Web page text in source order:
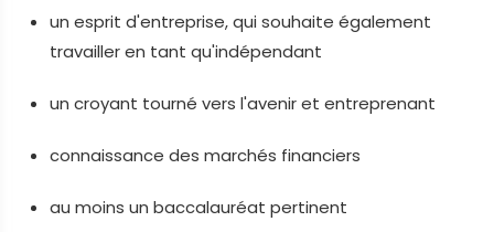
un esprit d'entreprise, qui souhaite également
travailler en tant qu'indépendant
un croyant tourné vers l'avenir et entreprenant
connaissance des marchés financiers
au moins un baccalauréat pertinent